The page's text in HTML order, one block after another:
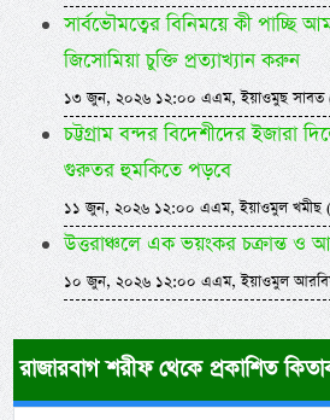
সার্বভৌমত্বের বিনিময়ে কী পাচ্ছি
জিসোমিয়া চুক্তি প্রত্যাখ্যান করুন
১৩ জুন, ২০২৬ ১২:০০ এএম, ইয়াওমুছ সাবত
চট্টগ্রাম বন্দর বিদেশীদের ইজারা
গুরুতর হুমকিতে পড়বে
১১ জুন, ২০২৬ ১২:০০ এএম, ইয়াওমুল খমীছ
উত্তরাঞ্চলে এক ভয়ংকর চক্রান্ত ও
১০ জুন, ২০২৬ ১২:০০ এএম, ইয়াওমুল
রাজারবাগ শরীফ থেকে প্রকাশিত